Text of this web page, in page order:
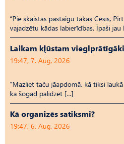
“Pie skaistās pastaigu takas Cēsīs,
vajadzētu kādas labierīcības. Īpaši
Laikam kļūstam
19:47, 7. Aug, 2026
“Mazliet taču jāapdomā, kā tiksi
ka šogad palīdzēt […]
Kā organizēs satiksmi?
19:47, 6. Aug, 2026